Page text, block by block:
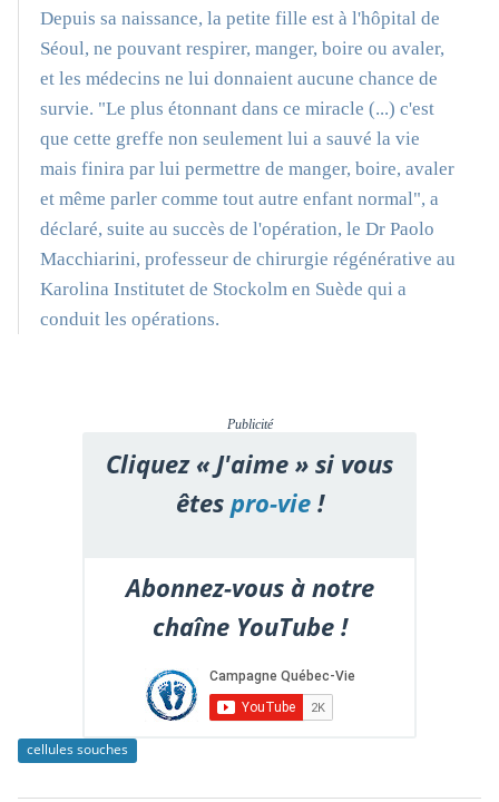
Depuis sa naissance, la petite fille est à l'hôpital de
Séoul, ne pouvant respirer, manger, boire ou avaler,
et les médecins ne lui donnaient aucune chance de
survie. "Le plus étonnant dans ce miracle (...) c'est
que cette greffe non seulement lui a sauvé la vie
mais finira par lui permettre de manger, boire, avaler
et même parler comme tout autre enfant normal", a
déclaré, suite au succès de l'opération, le Dr Paolo
Macchiarini, professeur de chirurgie régénérative au
Karolina Institutet de Stockolm en Suède qui a
conduit les opérations.
Publicité
Cliquez « J'aime » si vous
êtespro-vie!
Abonnez-vous à notre
chaîne YouTube !
cellules souches